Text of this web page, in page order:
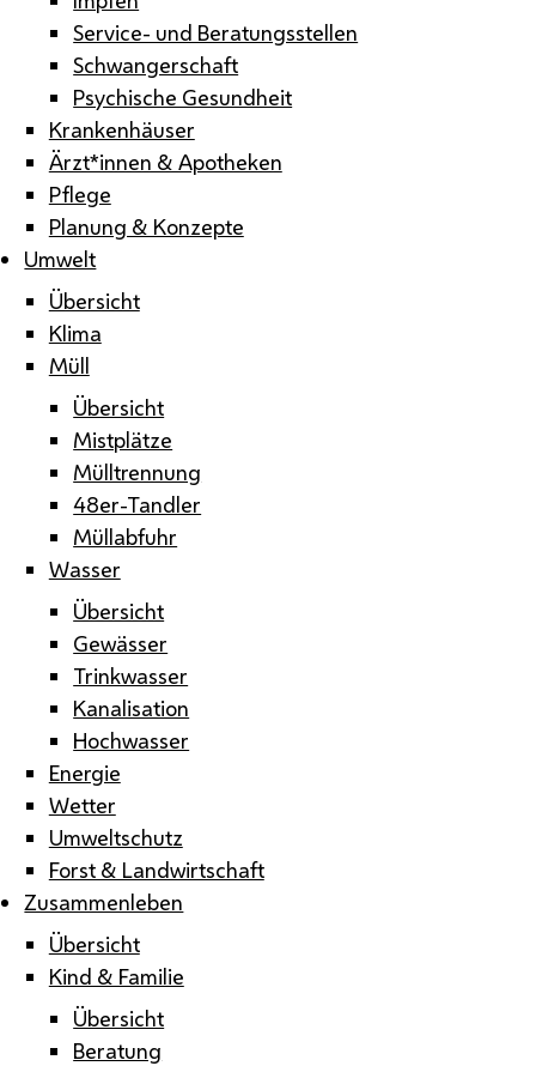
Service- und Beratungsstellen
Schwangerschaft
Psychische Gesundheit
Krankenhäuser
Ärzt*innen & Apotheken
Pflege
Planung & Konzepte
Umwelt
Übersicht
Klima
Müll
Übersicht
Mistplätze
Mülltrennung
48er-Tandler
Müllabfuhr
Wasser
Übersicht
Gewässer
Trinkwasser
Kanalisation
Hochwasser
Energie
Wetter
Umweltschutz
Forst & Landwirtschaft
Zusammenleben
Übersicht
Kind & Familie
Übersicht
Beratung